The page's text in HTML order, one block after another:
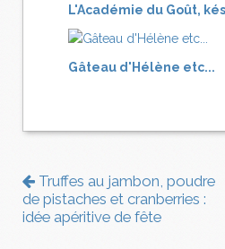
L'Académie du Goût,
Gâteau d'Hélène etc...
Truffes au jambon, poudre
de pistaches et cranberries :
idée apéritive de fête